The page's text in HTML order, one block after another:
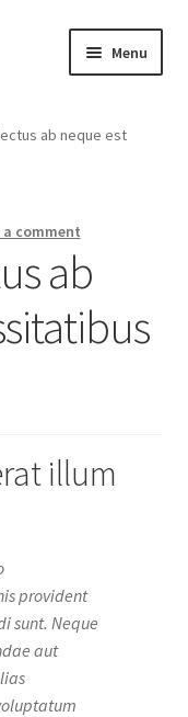
Menu
ab neque est
a comment
ab
illum
provident
sunt. Neque
aut